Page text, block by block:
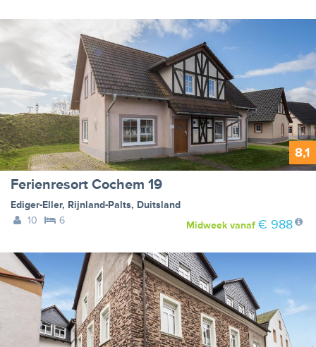
8,1
Ferienresort Cochem 19
Ediger-Eller, Rijnland-Palts, Duitsland
10
6 Midweekvanaf € 988